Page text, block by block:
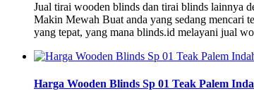
Jual tirai wooden blinds dan tirai blinds lainnya
Makin Mewah Buat anda yang sedang mencari
yang tepat, yang mana blinds.id melayani jual
Harga Wooden Blinds Sp 01 Teak Palem